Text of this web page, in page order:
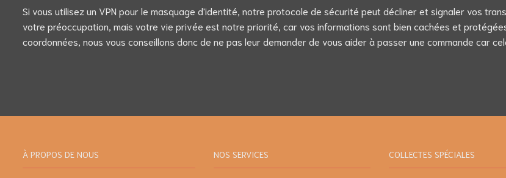
Si vous utilisez un VPN pour le masquage d'identité, notre protocole de sécurité peut décliner et signaler vos
votre préoccupation, mais votre vie privée est notre priorité, car vos informations sont bien cachées et
coordonnées, nous vous conseillons donc de ne pas leur demander de vous aider à passer une commande car
À PROPOS DE NOUS NOS SERVICES COLLECTES SPÉCIALES